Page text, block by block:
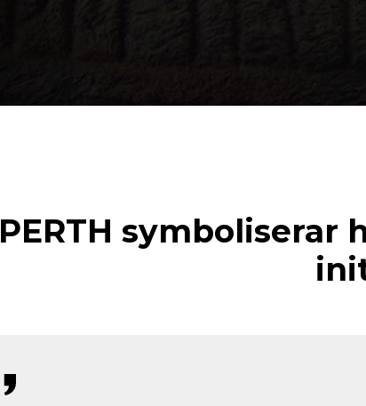
PERTH symboliserar